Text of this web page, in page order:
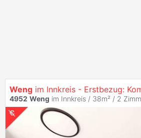
Weng im Innkreis - Erstbezug:
4952 Weng im Innkreis / 38m² / 2